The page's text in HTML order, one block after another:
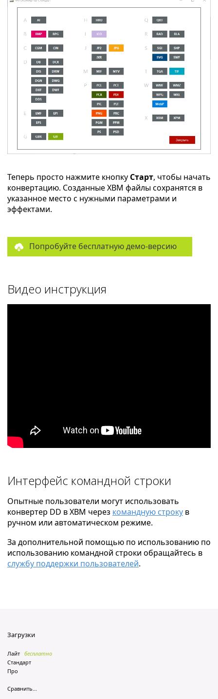
Теперь просто нажмите кнопку Старт, чтобы начать
конвертацию. Созданные XBM файлы сохранятся в
указанное место с нужными параметрами и
эффектами.
Попробуйте бесплатную демо-версию
Видео инструкция
Интерфейс командной строки
Опытные пользователи могут использовать
конвертер DD в XBM через командную строку в
ручном или автоматическом режиме.
За дополнительной помощью по использованию по
использованию командной строки обращайтесь в
службу поддержки пользователей.
Загрузки
Лайт бесплатно
Стандарт
Про
Сравнить...